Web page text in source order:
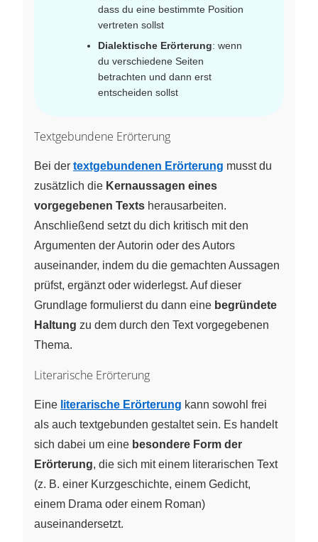
dass du eine bestimmte Position
vertreten sollst
Dialektische Erörterung: wenn
du verschiedene Seiten
betrachten und dann erst
entscheiden sollst
Textgebundene Erörterung
Bei der textgebundenen Erörterung musst du
zusätzlich die Kernaussagen eines
vorgegebenen Texts herausarbeiten.
Anschließend setzt du dich kritisch mit den
Argumenten der Autorin oder des Autors
auseinander, indem du die gemachten Aussagen
prüfst, ergänzt oder widerlegst. Auf dieser
Grundlage formulierst du dann eine begründete
Haltung zu dem durch den Text vorgegebenen
Thema.
Literarische Erörterung
Eine literarische Erörterung kann sowohl frei
als auch textgebunden gestaltet sein. Es handelt
sich dabei um eine besondere Form der
Erörterung, die sich mit einem literarischen Text
(z. B. einer Kurzgeschichte, einem Gedicht,
einem Drama oder einem Roman)
auseinandersetzt.